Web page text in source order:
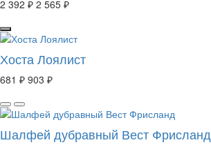
2 392 ₽ 2 565 ₽
Хоста Лоялист
681 ₽ 903 ₽
Шалфей дубравный Вест Фрисланд